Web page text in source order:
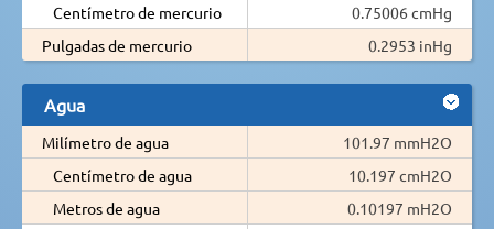
Centímetro de mercurio
0.75006 cmHg
Pulgadas de mercurio
0.2953 inHg
Agua
Milímetro de agua
101.97 mmH2O
Centímetro de agua
10.197 cmH2O
Metros de agua
0.10197 mH2O